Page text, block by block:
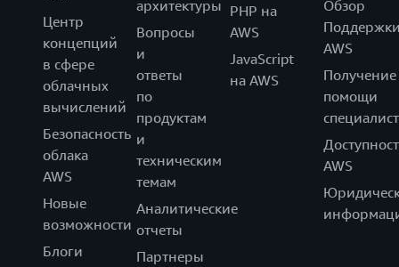
Центр
концепций
в сфере
облачных
вычислений
Безопасность
облака
AWS
Новые
возможности
Блоги
архитектуры
Вопросы
и
ответы
по
продуктам
и
техническим
темам
Аналитические
отчеты
Партнеры
PHP на
AWS
JavaScript
на AWS
Обзор
AWS
Получение
помощи
AWS